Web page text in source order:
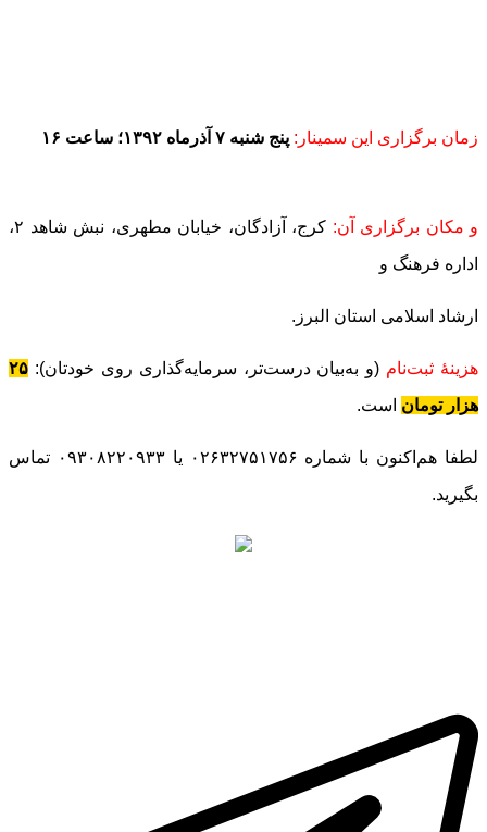
زمان برگزاری این سمینار: پنج شنبه ۷ آذرماه ۱۳۹۲؛ ساعت ۱۶
و مکان برگزاری آن:
کرج، آزادگان، خیابان مطهری، نبش شاهد ۲،
اداره فرهنگ و
ارشاد اسلامی استان البرز.
هزینۀ ثبت‌نام (و به‌بیان درست‌تر، سرمایه‌گذاری روی خودتان): ۲۵
هزار تومان است.
لطفا هم‌اکنون با شماره‌ ۰۲۶۳۲۷۵۱۷۵۶ یا ۰۹۳۰۸۲۲۰۹۳۳ تماس
بگیرید.